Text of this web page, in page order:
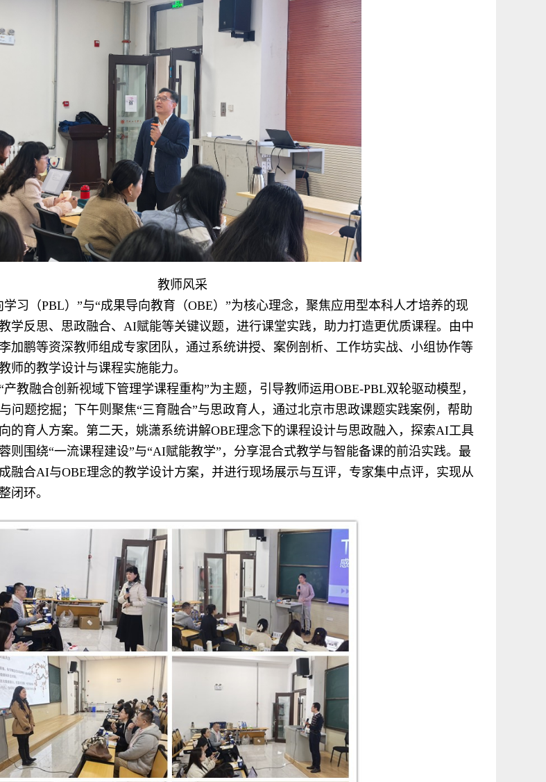
教师风采
习（PBL）”与“成果导向教育（OBE）”为核心理念，聚焦应用型本科人才培养的现
学反思、思政融合、AI赋能等关键议题，进行课堂实践，助力打造更优质课程。由中
加鹏等资深教师组成专家团队，通过系统讲授、案例剖析、工作坊实战、小组协作等
师的教学设计与课程实施能力。
教融合创新视域下管理学课程重构”为主题，引导教师运用OBE-PBL双轮驱动模型，
问题挖掘；下午则聚焦“三育融合”与思政育人，通过北京市思政课题实践案例，帮助
的育人方案。第二天，姚潇系统讲解OBE理念下的课程设计与思政融入，探索AI工具
则围绕“一流课程建设”与“AI赋能教学”，分享混合式教学与智能备课的前沿实践。最
融合AI与OBE理念的教学设计方案，并进行现场展示与互评，专家集中点评，实现从
闭环。